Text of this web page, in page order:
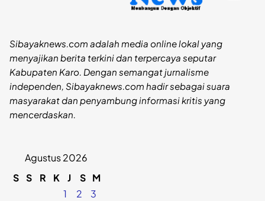
Sibayaknews.com adalah media online lokal yang
menyajikan berita terkini dan terpercaya seputar
Kabupaten Karo. Dengan semangat jurnalisme
independen, Sibayaknews.com hadir sebagai suara
masyarakat dan penyambung informasi kritis yang
mencerdaskan.
Agustus 2026
S S R K J S M
1
2
3